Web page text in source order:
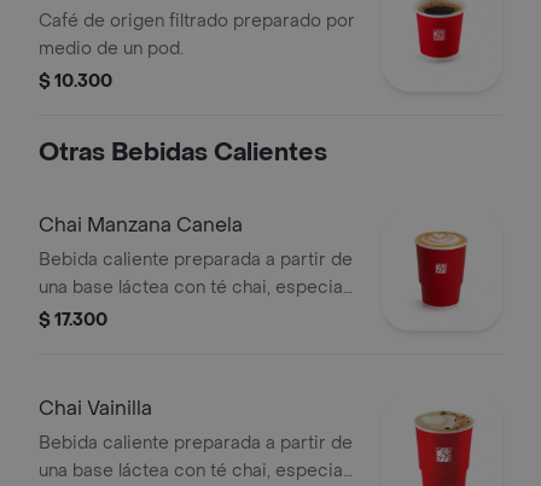
Café de origen filtrado preparado por
medio de un pod.
$ 10.300
Otras Bebidas Calientes
Chai Manzana Canela
Bebida caliente preparada a partir de
una base láctea con té chai, especias,
sabor de manzana-canela y endulzado
$ 17.300
Chai Vainilla
Bebida caliente preparada a partir de
una base láctea con té chai, especias,